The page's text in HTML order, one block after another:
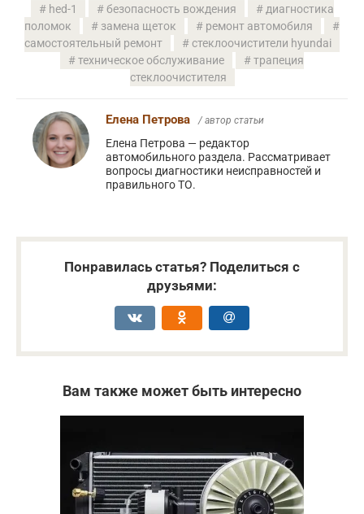
hed-1 безопасность вождения
диагностика
поломок
замена щеток
ремонт автомобиля
самостоятельный ремонт
стеклоочистители hyundai
техническое обслуживание
трапеция
стеклоочистителя
Елена Петрова / автор статьи
Елена Петрова — редактор
автомобильного раздела. Рассматривает
вопросы диагностики неисправностей и
правильного ТО.
Понравилась статья? Поделиться с
друзьями:
Вам также может быть интересно